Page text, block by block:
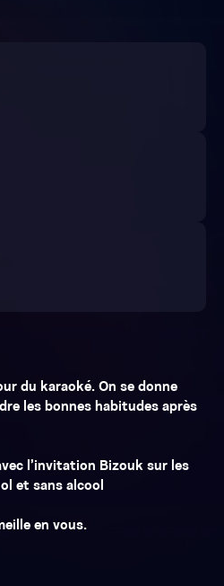
du karaoké. On se donne
les bonnes habitudes après
l’invitation Bizouk sur les
et sans alcool
en vous.